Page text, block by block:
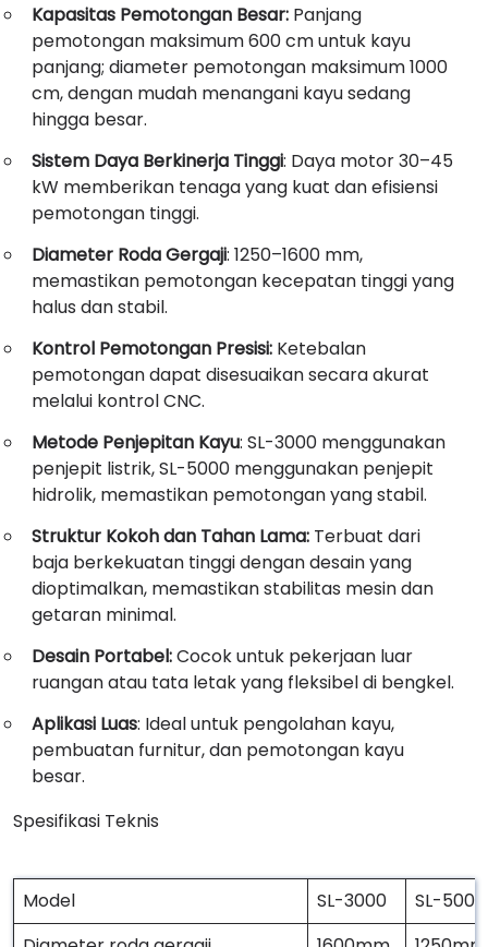
Kapasitas Pemotongan Besar: Panjang
pemotongan maksimum 600 cm untuk kayu
panjang; diameter pemotongan maksimum 1000
cm, dengan mudah menangani kayu sedang
hingga besar.
Sistem Daya Berkinerja Tinggi: Daya motor 30–45
kW memberikan tenaga yang kuat dan efisiensi
pemotongan tinggi.
Diameter Roda Gergaji: 1250–1600 mm,
memastikan pemotongan kecepatan tinggi yang
halus dan stabil.
Kontrol Pemotongan Presisi: Ketebalan
pemotongan dapat disesuaikan secara akurat
melalui kontrol CNC.
Metode Penjepitan Kayu: SL-3000 menggunakan
penjepit listrik, SL-5000 menggunakan penjepit
hidrolik, memastikan pemotongan yang stabil.
Struktur Kokoh dan Tahan Lama: Terbuat dari
baja berkekuatan tinggi dengan desain yang
dioptimalkan, memastikan stabilitas mesin dan
getaran minimal.
Desain Portabel:Cocok untuk pekerjaan luar
ruangan atau tata letak yang fleksibel di bengkel.
Aplikasi Luas: Ideal untuk pengolahan kayu,
pembuatan furnitur, dan pemotongan kayu
besar.
Spesifikasi Teknis
Model SL-3000
SL-5000